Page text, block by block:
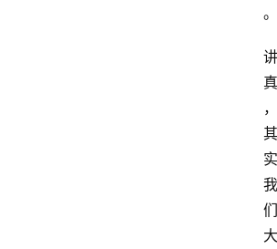
。
讲
真
，
其
实
我
们
大